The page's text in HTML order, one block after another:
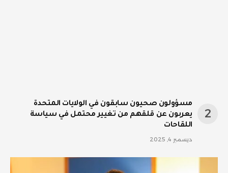
مسؤولون صحيون سابقون في الولايات المتحدة
يعربون عن قلقهم من تغيير محتمل في سياسة
اللقاحات
ديسمبر 4, 2025